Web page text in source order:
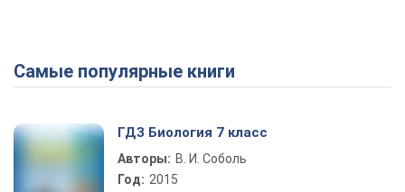
Play Video
Самые популярные книги
ГДЗ Биология 7 класс
Авторы: В. И. Соболь
Год: 2015